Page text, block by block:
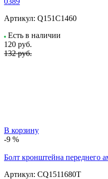
Артикул: Q151C1460
Есть в наличии
120 руб.
132 руб.
В корзину
-9 %
Болт кронштейна переднего
Артикул: CQ1511680T